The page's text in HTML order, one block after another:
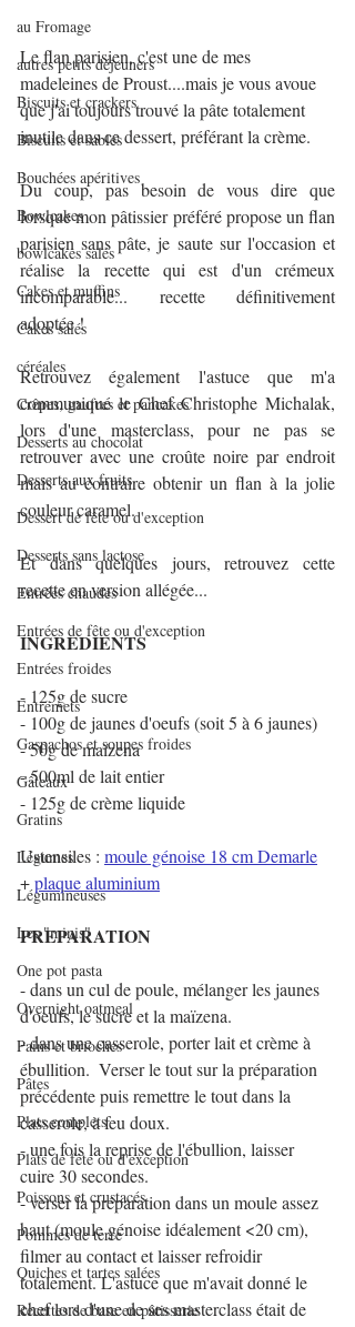
au Fromage
autres petits déjeuners
Biscuits et crackers
Biscuits et sablés
Bouchées apéritives
Bowlcakes
bowlcakes salés
Cakes et muffins
Cakes salés
céréales
Crêpes, gaufres et pancakes
Desserts au chocolat
Desserts aux fruits
Dessert de fête ou d'exception
Desserts sans lactose
Entrées chaudes
Entrées de fête ou d'exception
Entrées froides
Entremets
Gaspachos et soupes froides
Gâteaux
Gratins
Légumes
Légumineuses
Les "minis"
One pot pasta
Overnight oatmeal
Pains et brioches
Pâtes
Plats complets
Plats de fête ou d'exception
Poissons et crustacés
Pommes de terre
Quiches et tartes salées
Recettes de base en pâtisserie
Le flan parisien, c'est une de mes
madeleines de Proust....mais je vous avoue
que j'ai toujours trouvé la pâte totalement
inutile dans ce dessert, préférant la crème.
Du coup, pas besoin de vous dire que
lorsque mon pâtissier préféré propose un flan
parisien sans pâte, je saute sur l'occasion et
réalise la recette qui est d'un crémeux
incomparable... recette définitivement
adoptée !
Retrouvez également l'astuce que m'a
communiqué le Chef Christophe Michalak,
lors d'une masterclass, pour ne pas se
retrouver avec une croûte noire par endroit
mais au contraire obtenir un flan à la jolie
couleur caramel.
Et dans quelques jours, retrouvez cette
recette en version allégée...
INGREDIENTS
- 125g de sucre
- 100g de jaunes d'oeufs (soit 5 à 6 jaunes)
- 50g de maïzena
- 500ml de lait entier
- 125g de crème liquide
Ustensiles : moule génoise 18 cm Demarle
+ plaque aluminium
PREPARATION
- dans un cul de poule, mélanger les jaunes
d'oeufs, le sucre et la maïzena.
- dans une casserole, porter lait et crème à
ébullition.  Verser le tout sur la préparation
précédente puis remettre le tout dans la
casserole, à feu doux.
- une fois la reprise de l'ébullion, laisser
cuire 30 secondes.
- verser la préparation dans un moule assez
haut (moule génoise idéalement <20 cm),
filmer au contact et laisser refroidir
totalement. L'astuce que m'avait donné le
chef lors d'une de ses masterclass était de